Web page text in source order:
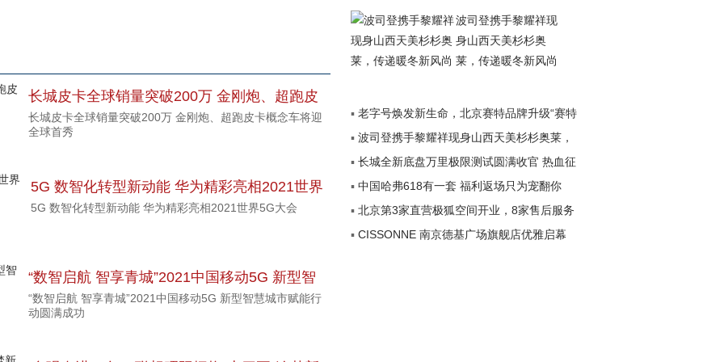
波司登携手黎耀祥现
身山西天美杉杉奥
莱，传递暖冬新风尚
▪ 老字号焕发新生命，北京赛特品牌升级“赛特
+”
▪ 波司登携手黎耀祥现身山西天美杉杉奥莱，
传递暖冬新风尚
▪ 长城全新底盘万里极限测试圆满收官 热血征
途淬炼极致性能
▪ 中国哈弗618有一套 福利返场只为宠翻你
▪ 北京第3家直营极狐空间开业，8家售后服务
覆盖全城
▪ CISSONNE 南京德基广场旗舰店优雅启幕
长城皮卡全球销量突破200万 金刚炮、超跑皮
卡概念车将迎全球首秀
长城皮卡全球销量突破200万 金刚炮、超跑皮卡概念车将迎
全球首秀
5G 数智化转型新动能 华为精彩亮相2021世界
5G大会
5G 数智化转型新动能 华为精彩亮相2021世界5G大会
“数智启航 智享青城”2021中国移动5G 新型智
慧城市赋能行动圆满成功
“数智启航 智享青城”2021中国移动5G 新型智慧城市赋能行
动圆满成功